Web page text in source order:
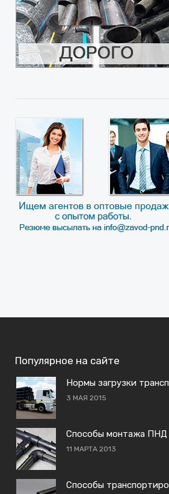
Популярное на сайте
Нормы загрузки
3 МАЯ 2015
Способы монтажа ПНД
11 МАРТА 2013
Способы